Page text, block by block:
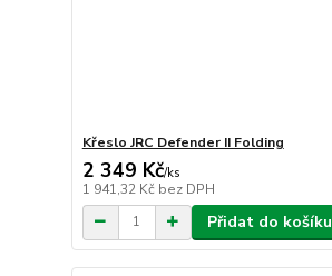
Křeslo JRC Defender II Folding
2 349 Kč/ks
1 941,32 Kč bez DPH
Přidat do košíku